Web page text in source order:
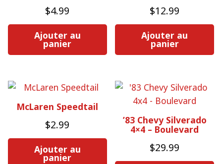
$4.99
Ajouter au
panier
$12.99
Ajouter au
panier
McLaren Speedtail
$2.99
Ajouter au
panier
’83 Chevy Silverado
4×4 – Boulevard
$29.99